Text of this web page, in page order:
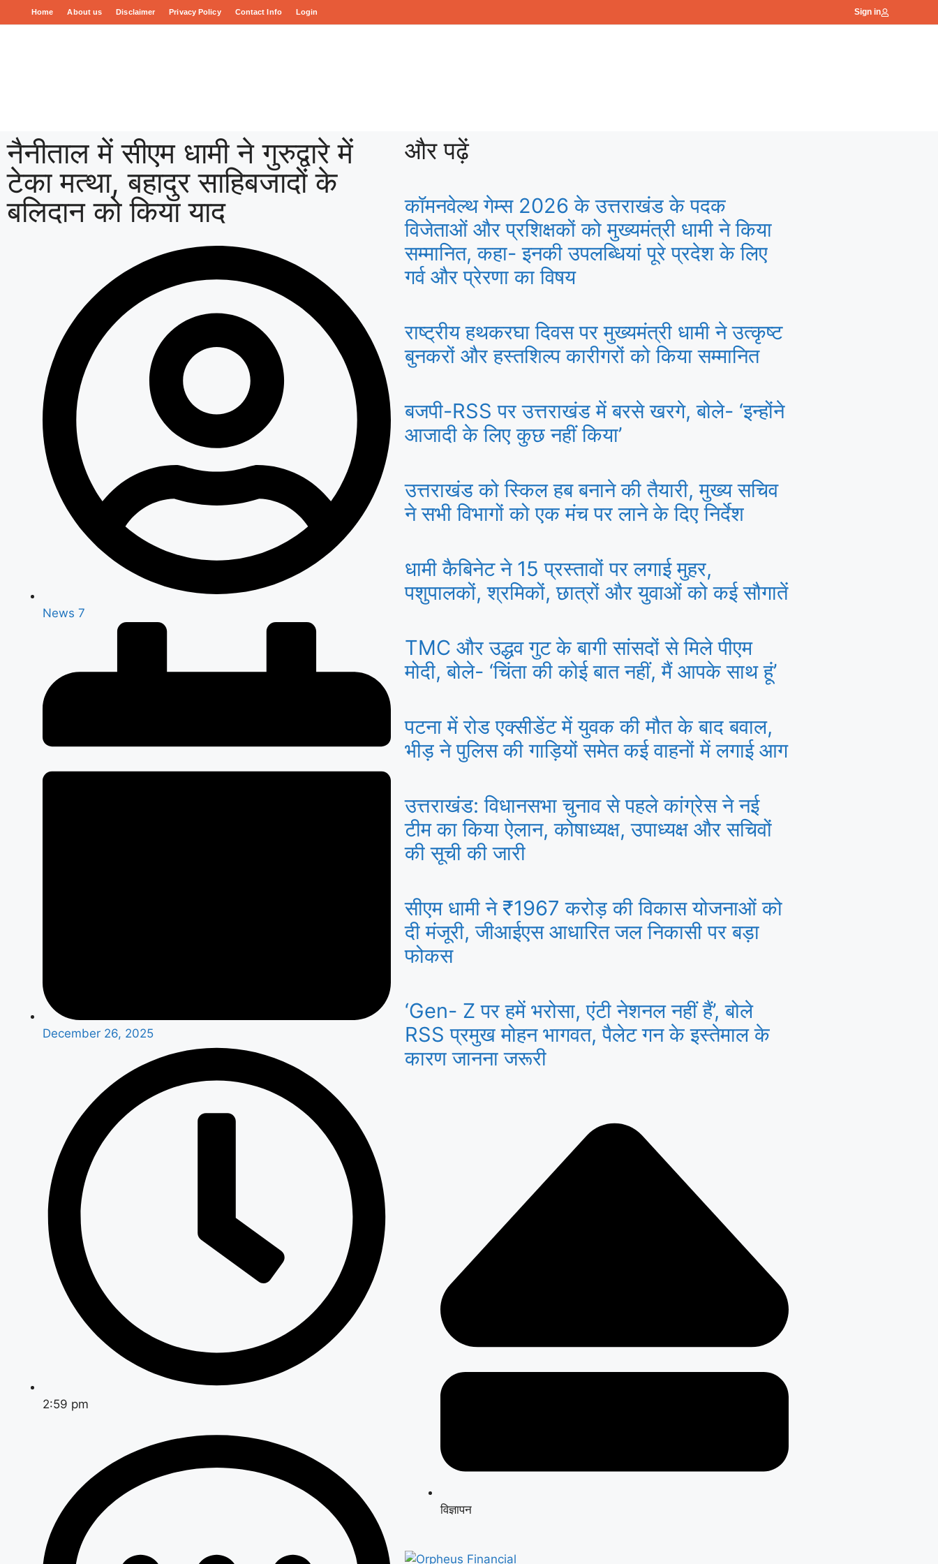
Home About us Disclaimer Privacy Policy Contact Info Login Sign in
नैनीताल में सीएम धामी ने गुरुद्वारे में
टेका मत्था, बहादुर साहिबजादों के
बलिदान को किया याद
News 7
December 26, 2025
2:59 pm
और पढ़ें
कॉमनवेल्थ गेम्स 2026 के उत्तराखंड के पदक
विजेताओं और प्रशिक्षकों को मुख्यमंत्री धामी ने किया
सम्मानित, कहा- इनकी उपलब्धियां पूरे प्रदेश के लिए
गर्व और प्रेरणा का विषय
राष्ट्रीय हथकरघा दिवस पर मुख्यमंत्री धामी ने उत्कृष्ट
बुनकरों और हस्तशिल्प कारीगरों को किया सम्मानित
बजपी-RSS पर उत्तराखंड में बरसे खरगे, बोले- ‘इन्होंने
आजादी के लिए कुछ नहीं किया’
उत्तराखंड को स्किल हब बनाने की तैयारी, मुख्य सचिव
ने सभी विभागों को एक मंच पर लाने के दिए निर्देश
धामी कैबिनेट ने 15 प्रस्तावों पर लगाई मुहर,
पशुपालकों, श्रमिकों, छात्रों और युवाओं को कई सौगातें
TMC और उद्धव गुट के बागी सांसदों से मिले पीएम
मोदी, बोले- ‘चिंता की कोई बात नहीं, मैं आपके साथ हूं’
पटना में रोड एक्सीडेंट में युवक की मौत के बाद बवाल,
भीड़ ने पुलिस की गाड़ियों समेत कई वाहनों में लगाई आग
उत्तराखंड: विधानसभा चुनाव से पहले कांग्रेस ने नई
टीम का किया ऐलान, कोषाध्यक्ष, उपाध्यक्ष और सचिवों
की सूची की जारी
सीएम धामी ने ₹1967 करोड़ की विकास योजनाओं को
दी मंजूरी, जीआईएस आधारित जल निकासी पर बड़ा
फोकस
‘Gen- Z पर हमें भरोसा, एंटी नेशनल नहीं हैं’, बोले
RSS प्रमुख मोहन भागवत, पैलेट गन के इस्तेमाल के
कारण जानना जरूरी
विज्ञापन